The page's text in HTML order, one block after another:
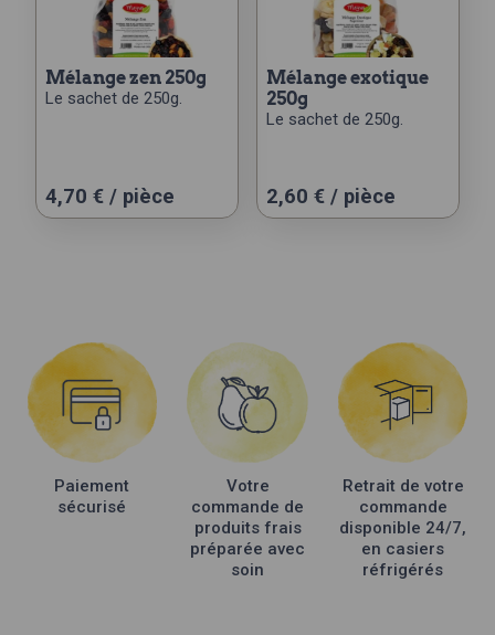
mélange zen 250g
Le sachet de 250g.
4,70 € / pièce
mélange exotique
250g
Le sachet de 250g.
2,60 € / pièce
Paiement
sécurisé
Votre
commande de
produits frais
préparée avec
soin
Retrait de votre
commande
disponible 24/7,
en casiers
réfrigérés